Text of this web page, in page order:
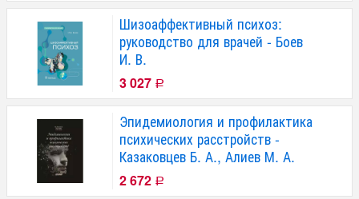
Шизоаффективный психоз:
руководство для врачей - Боев
И. В.
3 027 Р
Эпидемиология и профилактика
психических расстройств -
Казаковцев Б. А., Алиев М. А.
2 672 Р